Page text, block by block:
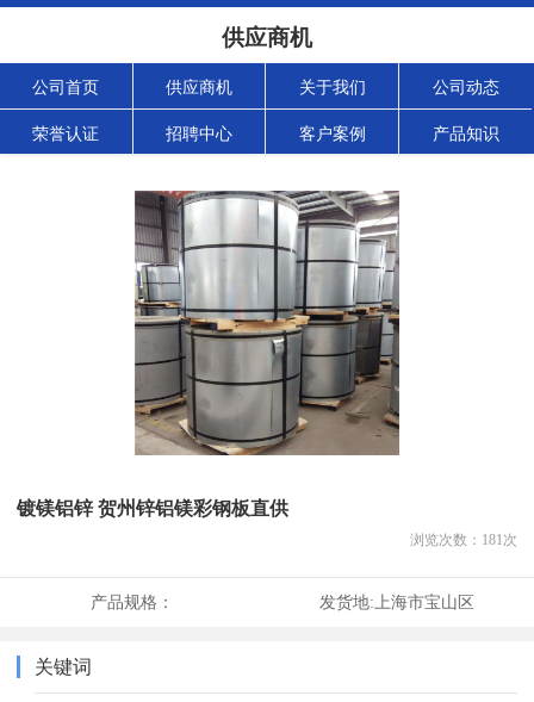
供应商机
公司首页 供应商机 关于我们 公司动态
荣誉认证 招聘中心 客户案例 产品知识
镀镁铝锌 贺州锌铝镁彩钢板直供
浏览次数： 181次
产品规格： 发货地: 上海市宝山区
关键词